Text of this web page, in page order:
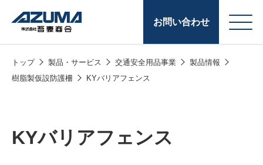
お問い合わせ
トップ 製品・サービス 交通安全用品事業
製品情報
樹脂製仮設防護柵
KYバリアフェンス
KYバリアフェンス